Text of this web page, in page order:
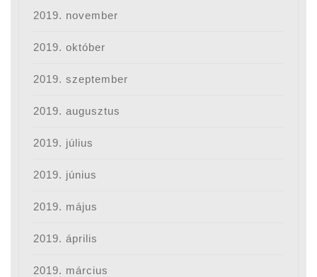
2019. november
2019. október
2019. szeptember
2019. augusztus
2019. július
2019. június
2019. május
2019. április
2019. március